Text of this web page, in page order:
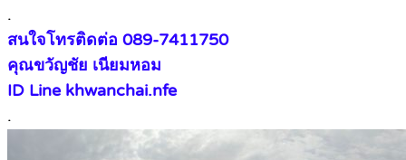
.
สนใจโทรติดต่อ 089-7411750
คุณขวัญชัย เนียมหอม
ID Line khwanchai.nfe
.